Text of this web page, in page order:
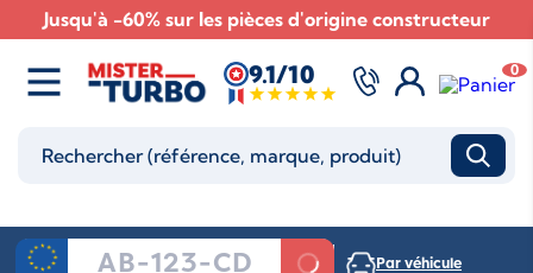
Jusqu'à -60% sur les pièces d'origine constructeur
9.1/10 0
Par véhicule